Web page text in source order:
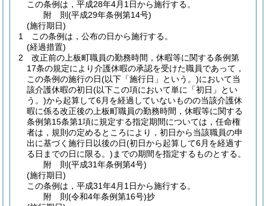
この条例は，平成28年4月1日から施行する。
附 則(平成29年条例第14号)
(施行期日)
1
この条例は，公布の日から施行する。
(経過措置)
2
改正前の上板町職員の勤務時間，休暇等に関する条例第
17条の規定により介護休暇の承認を受けた職員であって，
この条例の施行の日(以下「施行日」という。)において当
該介護休暇の初日(以下この項において単に「初日」とい
う。)から起算して6月を経過していないものの当該介護休
暇に係る改正後の上板町職員の勤務時間，休暇等に関する
条例第15条第1項に規定する指定期間については，任命権
者は，規則の定めるところにより，初日から当該職員の申
出に基づく施行日以後の日(初日から起算して6月を経過す
る日までの日に限る。) までの期間を指定するものとする。
附 則(平成31年条例第4号)
(施行期日)
この条例は，平成31年4月1日から施行する。
附 則(令和4年条例第16号)抄